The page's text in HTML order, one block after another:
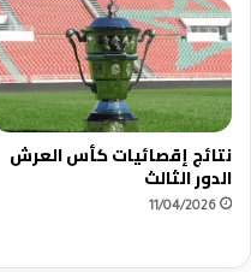
نتائج إقصائيات كأس العرش
الدور الثالث
11/04/2026